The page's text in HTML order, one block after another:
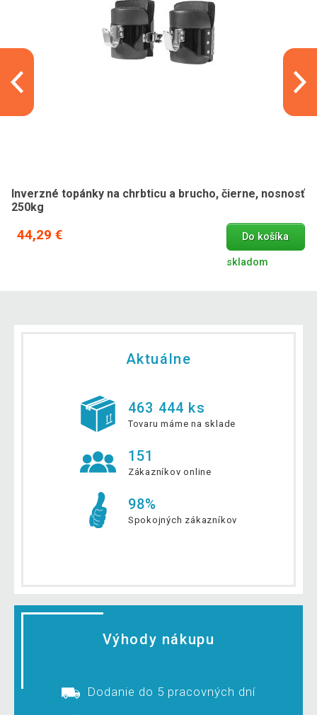
Inverzné topánky na chrbticu a brucho, čierne, nosnosť
250kg
44,29 € Do košíka
skladom
Aktuálne
463 444 ks
Tovaru máme na sklade
151
Zákazníkov online
98%
Spokojných zákazníkov
Výhody nákupu
Dodanie do 5 pracovných dní